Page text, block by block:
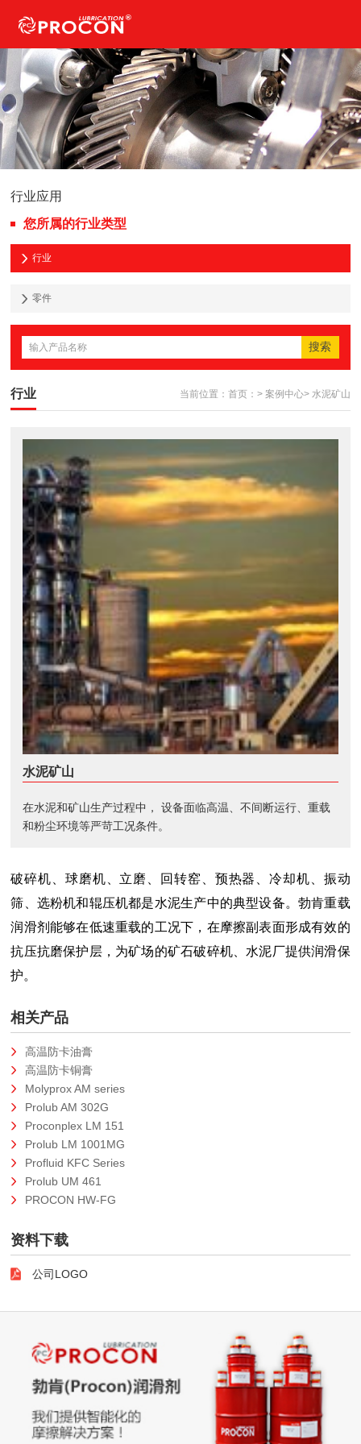
行业应用
您所属的行业类型
行业
零件
行业 当前位置： 首页： > 案例中心> 水泥矿山
水泥矿山
在水泥和矿山生产过程中， 设备面临高温、不间断运行、重载
和粉尘环境等严苛工况条件。
破碎机、球磨机、立磨、回转窑、预热器、冷却机、振动
筛、选粉机和辊压机都是水泥生产中的典型设备。勃肯重载
润滑剂能够在低速重载的工况下，在摩擦副表面形成有效的
抗压抗磨保护层，为矿场的矿石破碎机、水泥厂提供润滑保
护。
相关产品
高温防卡油膏
高温防卡铜膏
Molyprox AM series
Prolub AM 302G
Proconplex LM 151
Prolub LM 1001MG
Profluid KFC Series
Prolub UM 461
PROCON HW-FG
资料下载
公司LOGO